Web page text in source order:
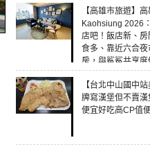
【高雄市旅遊】
Kaohsiung 2026
店吧！飯店新、
食多、靠近六合
房，與鯊鯊共享
【台北中山國中
牌寫漢堡但不賣漢
便宜好吃高CP值